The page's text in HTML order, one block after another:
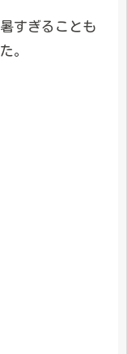
すぎることも
。